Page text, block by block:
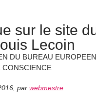
sur le site
Lecoin
DU BUREAU
CONSCIENCE
par webmestre